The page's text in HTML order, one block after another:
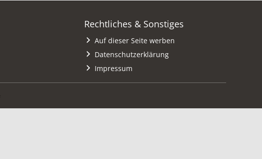
Rechtliches & Sonstiges
Auf dieser Seite werben
Datenschutzerklärung
Impressum